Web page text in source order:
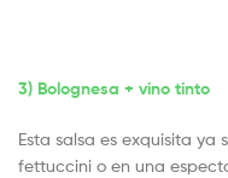
3) Bolognesa + vino tinto
Esta salsa es exquisita ya
fettuccini o en una